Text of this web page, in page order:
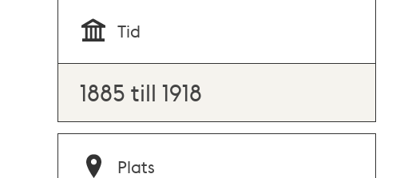
Tid
1885 till 1918
Plats